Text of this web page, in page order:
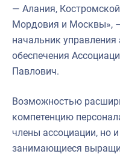
— Алания,
Мордовия и Москвы»,
начальник
обеспечения
Павлович.
Возможностью
компетенцию
члены ассоциации, но
занимающиеся